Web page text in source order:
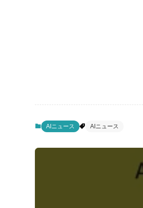
AIニュース AIニュース